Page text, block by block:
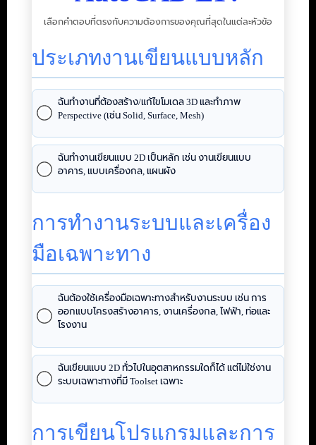
เลือกคำตอบที่ตรงกับความต้องการของคุณที่สุดในแต่ละหัวข้อ
ประเภทงานเขียนแบบหลัก
ฉันทำงานที่ต้องสร้าง/แก้ไขโมเดล 3D และทำภาพ
Perspective (เช่น Solid, Surface, Mesh)
ฉันทำงานเขียนแบบ 2D เป็นหลัก เช่น งานเขียนแบบ
อาคาร, แบบเครื่องกล, แผนผัง
การทำงานระบบและเครื่อง
มือเฉพาะทาง
ฉันต้องใช้เครื่องมือเฉพาะทางสำหรับงานระบบ เช่น การ
ออกแบบโครงสร้างอาคาร, งานเครื่องกล, ไฟฟ้า, ท่อและ
โรงงาน
ฉันเขียนแบบ 2D ทั่วไปในอุตสาหกรรมใดก็ได้ แต่ไม่ใช่งาน
ระบบเฉพาะทางที่มี Toolset เฉพาะ
การเขียนโปรแกรมและการ